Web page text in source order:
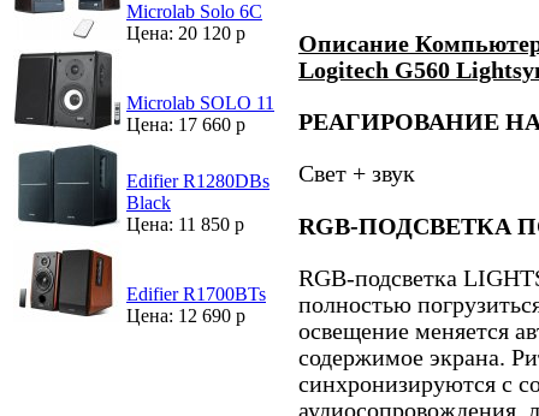
Microlab Solo 6C
Цена: 20 120 р
Microlab SOLO 11
Цена: 17 660 р
Edifier R1280DBs
Black
Цена: 11 850 р
Edifier R1700BTs
Цена: 12 690 р
Описание
Logitech G560
РЕАГИРОВАНИЕ
Свет + звук
RGB-ПОДСВЕТКА
RGB-подсветка
полностью
освещение меняется
содержимое экрана.
синхронизируются с
аудиосопровождения,